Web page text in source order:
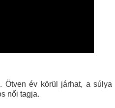
Ötven év körül járhat, a súlya
női tagja.